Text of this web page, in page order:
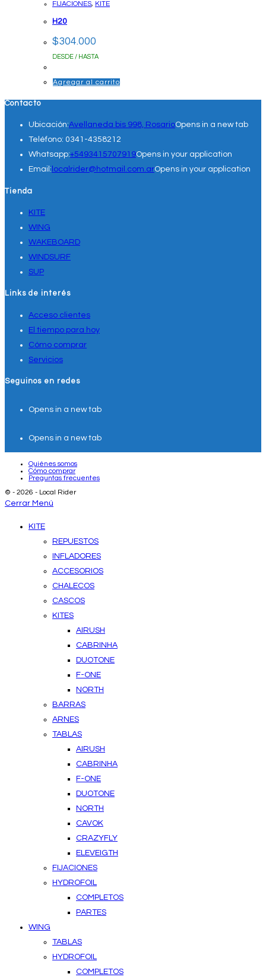
FIJACIONES, KITE
H20
$304.000
DESDE / HASTA
Agregar al carrito
Contacto
Ubicación:Avellaneda bis 998, RosarioOpens in a new tab
Teléfono: 0341-4358212
Whatsapp:+5493415707919Opens in your application
Email: localrider@hotmail.com.arOpens in your application
Tienda
KITE
WING
WAKEBOARD
WINDSURF
SUP
Links de interés
Acceso clientes
El tiempo para hoy
Cómo comprar
Servicios
Seguinos en redes
Opens in a new tab
Opens in a new tab
Quiénes somos
Cómo comprar
Preguntas frecuentes
© - 2026 - Local Rider
Cerrar Menú
KITE
REPUESTOS
INFLADORES
ACCESORIOS
CHALECOS
CASCOS
KITES
AIRUSH
CABRINHA
DUOTONE
F-ONE
NORTH
BARRAS
ARNES
TABLAS
AIRUSH
CABRINHA
F-ONE
DUOTONE
NORTH
CAVOK
CRAZYFLY
ELEVEIGTH
FIJACIONES
HYDROFOIL
COMPLETOS
PARTES
WING
TABLAS
HYDROFOIL
COMPLETOS